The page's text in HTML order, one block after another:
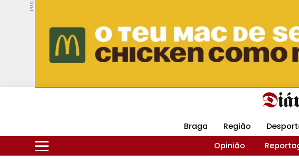
PUB.
Hoje 17ºC 30ºC DMtv Revista Minha
Braga Região
Opinião